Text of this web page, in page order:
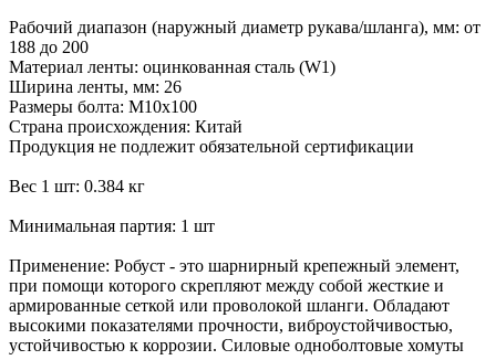
Рабочий диапазон (наружный диаметр рукава/шланга), мм: от
188 до 200
Материал ленты: оцинкованная сталь (W1)
Ширина ленты, мм: 26
Размеры болта: М10х100
Страна происхождения: Китай
Продукция не подлежит обязательной сертификации
Вес 1 шт: 0.384 кг
Минимальная партия: 1 шт
Применение: Робуст - это шарнирный крепежный элемент,
при помощи которого скрепляют между собой жесткие и
армированные сеткой или проволокой шланги. Обладают
высокими показателями прочности, виброустойчивостью,
устойчивостью к коррозии. Силовые одноболтовые хомуты